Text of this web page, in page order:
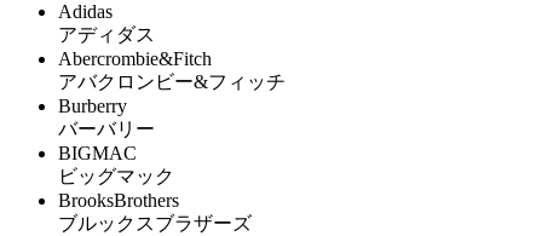
Adidas
アディダス
Abercrombie&Fitch
アバクロンビー&フィッチ
Burberry
バーバリー
BIGMAC
ビッグマック
BrooksBrothers
ブルックスブラザーズ